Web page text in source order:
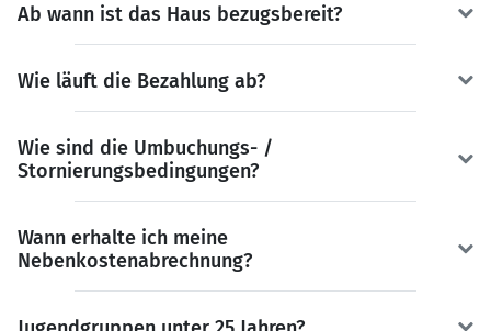
Ab wann ist das Haus bezugsbereit?
Wie läuft die Bezahlung ab?
Wie sind die Umbuchungs- /
Stornierungsbedingungen?
Wann erhalte ich meine
Nebenkostenabrechnung?